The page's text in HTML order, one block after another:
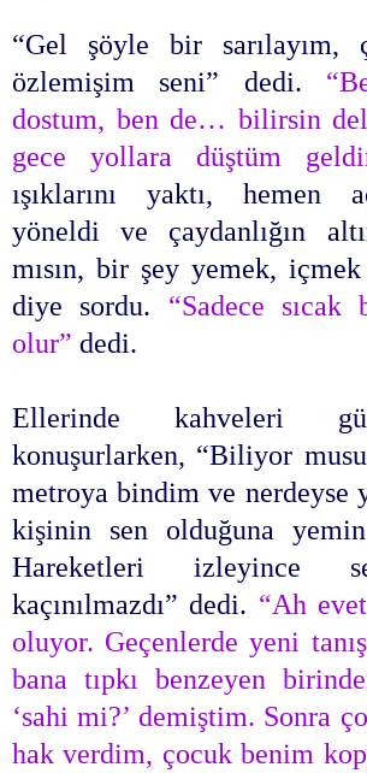
“Gel şöyle bir sarılayım,
özlemişim seni” dedi.
dostum, ben de… bilirsin
gece yollara düştüm
ışıklarını yaktı, hemen
yöneldi ve çaydanlığın
mısın, bir şey yemek,
diye sordu. “Sadece
olur” dedi.
Ellerinde kahveleri
konuşurlarken, “Biliyor
metroya bindim ve nerdeyse
kişinin sen olduğuna
Hareketleri izleyince
kaçınılmazdı” dedi. “Ah
oluyor. Geçenlerde yeni
bana tıpkı benzeyen
‘sahi mi?’ demiştim. Sonra
hak verdim, çocuk benim